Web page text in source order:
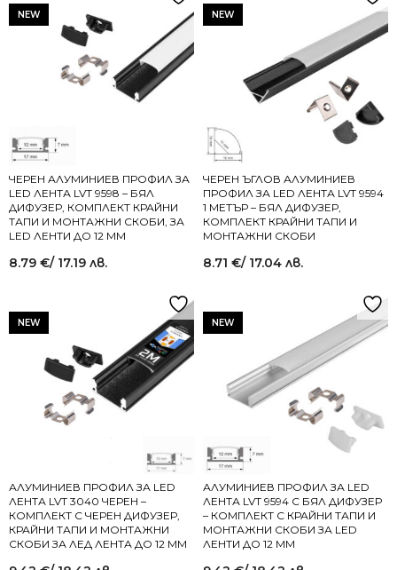
NEW
ЧЕРЕН АЛУМИНИЕВ ПРОФИЛ ЗА
LED ЛЕНТА LVT 9598 – БЯЛ
ДИФУЗЕР, КОМПЛЕКТ КРАЙНИ
ТАПИ И МОНТАЖНИ СКОБИ, ЗА
LED ЛЕНТИ ДО 12 ММ
8.79 €/ 17.19 лв.
NEW
ЧЕРЕН ЪГЛОВ АЛУМИНИЕВ
ПРОФИЛ ЗА LED ЛЕНТА LVT 9594
1 МЕТЪР – БЯЛ ДИФУЗЕР,
КОМПЛЕКТ КРАЙНИ ТАПИ И
МОНТАЖНИ СКОБИ
8.71 €/ 17.04 лв.
NEW
АЛУМИНИЕВ ПРОФИЛ ЗА LED
ЛЕНТА LVT 3040 ЧЕРЕН –
КОМПЛЕКТ С ЧЕРЕН ДИФУЗЕР,
КРАЙНИ ТАПИ И МОНТАЖНИ
СКОБИ ЗА ЛЕД ЛЕНТА ДО 12 ММ
NEW
АЛУМИНИЕВ ПРОФИЛ ЗА LED
ЛЕНТА LVT 9594 С БЯЛ ДИФУЗЕР
– КОМПЛЕКТ С КРАЙНИ ТАПИ И
МОНТАЖНИ СКОБИ ЗА LED
ЛЕНТИ ДО 12 ММ